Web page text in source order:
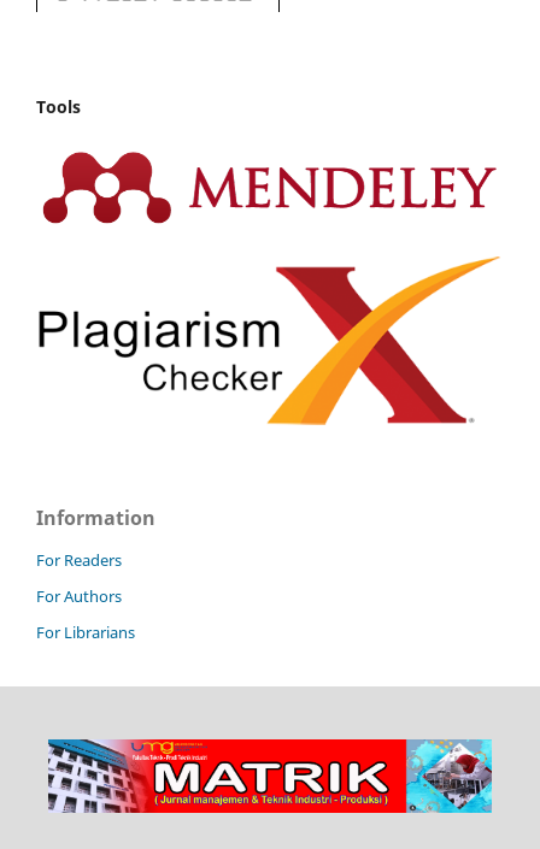
Tools
Information
For Readers
For Authors
For Librarians